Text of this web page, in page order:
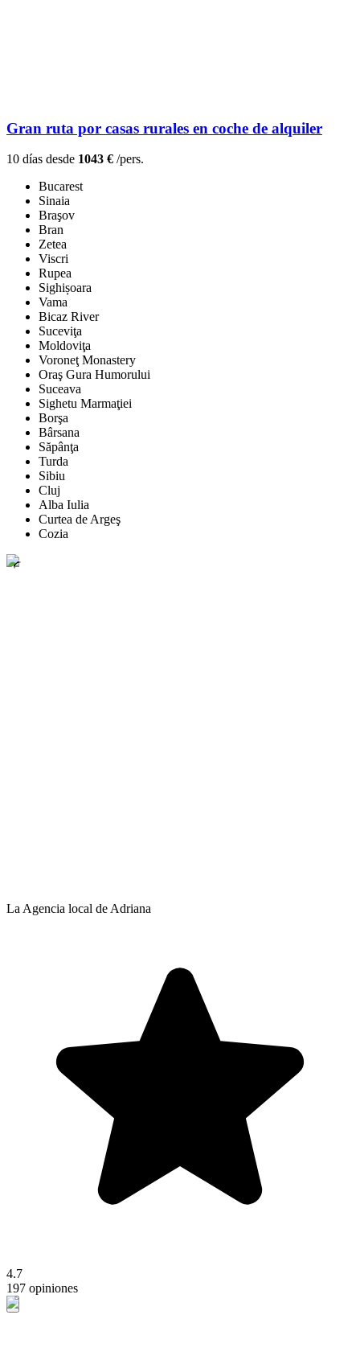
Gran ruta por casas rurales en coche de alquiler
10 días desde 1043 € /pers.
Bucarest
Sinaia
Braşov
Bran
Zetea
Viscri
Rupea
Sighișoara
Vama
Bicaz River
Suceviţa
Moldoviţa
Voroneţ Monastery
Oraş Gura Humorului
Suceava
Sighetu Marmaţiei
Borşa
Bârsana
Săpânţa
Turda
Sibiu
Cluj
Alba Iulia
Curtea de Argeş
Cozia
La Agencia local de Adriana
4.7
197 opiniones